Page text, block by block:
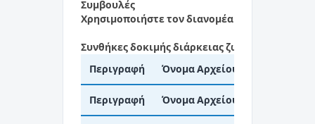
Συμβουλές
Χρησιμοποιήστε τον διανομέα φόρτισης
Συνθήκες δοκιμής διάρκειας ζωής
Περιγραφή
Όνομα Αρχείου
Περιγραφή Όνομα Αρχείου